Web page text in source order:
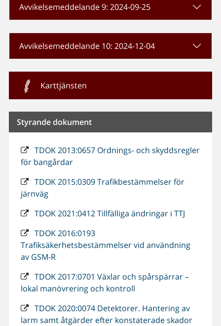
Avvikelsemeddelande 9: 2024-09-25
Avvikelsemeddelande 10: 2024-12-04
Karttjänsten
Styrande dokument
TDOK 2013:0657 Ordnings- och skyddsregler
för bangårdar
TDOK 2015:0309 Trafikbestämmelser för
järnväg
TDOK 2021:0412 Tillfälliga ändringar i TTJ
TDOK 2016:0193
Trafiksäkerhetsbestämmelser vid användning
av GSM-R
TDOK 2017:0701 Växlar och spårspärrar –
lokal manövrering och kontroll
TDOK 2020:0074 Detektorer. Hantering av
larm samt åtgärder efter konstaterade skador